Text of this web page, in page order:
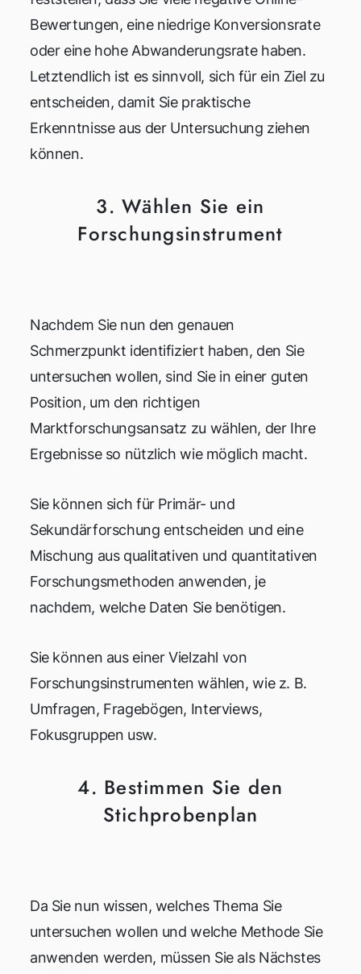
Bewertungen, eine niedrige Konversionsrate
oder eine hohe Abwanderungsrate haben.
Letztendlich ist es sinnvoll, sich für ein Ziel zu
entscheiden, damit Sie praktische
Erkenntnisse aus der Untersuchung ziehen
können.
3. Wählen Sie ein
Forschungsinstrument
Nachdem Sie nun den genauen
Schmerzpunkt identifiziert haben, den Sie
untersuchen wollen, sind Sie in einer guten
Position, um den richtigen
Marktforschungsansatz zu wählen, der Ihre
Ergebnisse so nützlich wie möglich macht.
Sie können sich für Primär- und
Sekundärforschung entscheiden und eine
Mischung aus qualitativen und quantitativen
Forschungsmethoden anwenden, je
nachdem, welche Daten Sie benötigen.
Sie können aus einer Vielzahl von
Forschungsinstrumenten wählen, wie z. B.
Umfragen, Fragebögen, Interviews,
Fokusgruppen usw.
4. Bestimmen Sie den
Stichprobenplan
Da Sie nun wissen, welches Thema Sie
untersuchen wollen und welche Methode Sie
anwenden werden, müssen Sie als Nächstes